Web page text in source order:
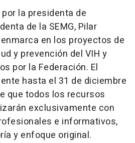
la presidenta de
de la SEMG, Pilar
en los proyectos de
y prevención del VIH y
por la Federación. El
hasta el 31 de diciembre
que todos los recursos
exclusivamente con
e informativos,
y enfoque original.